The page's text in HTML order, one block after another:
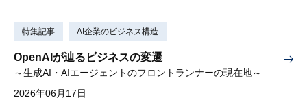
特集記事 AI企業のビジネス構造
OpenAIが辿るビジネスの変遷
～生成AI・AIエージェントのフロントランナーの現在地～
2026年06月17日